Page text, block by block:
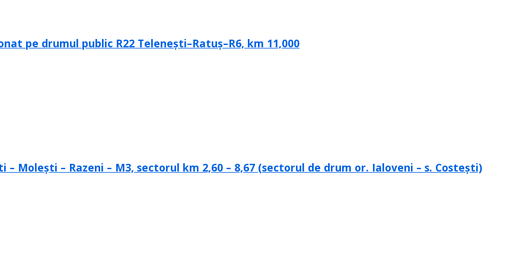
pe drumul public R22 Telenești–Ratuș–R6, km 11,000
Molești – Razeni – M3, sectorul km 2,60 – 8,67 (sectorul de drum or. Ialoveni – s. Costești)